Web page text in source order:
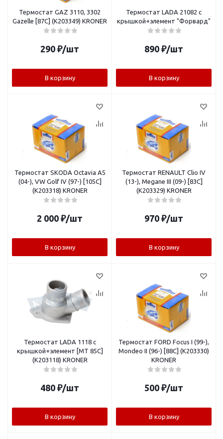
Термостат GAZ 3110, 3302
Gazelle [87C] (K203349) KRONER
290 ₽/шт
В корзину
Термостат LADA 21082 с
крышкой+элемент "Форвард"
890 ₽/шт
В корзину
Термостат SKODA Octavia A5
(04-), VW Golf IV (97-) [105C]
(K203318) KRONER
2 000 ₽/шт
В корзину
Термостат RENAULT Clio IV
(13-), Megane III (09-) [83C]
(K203329) KRONER
970 ₽/шт
В корзину
Термостат LADA 1118 с
крышкой+элемент [MT 85C]
(K203118) KRONER
480 ₽/шт
В корзину
Термостат FORD Focus I (99-),
Mondeo II (96-) [88C] (K203330)
KRONER
500 ₽/шт
В корзину